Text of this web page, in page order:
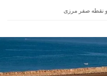
نقطه صفر مرزی